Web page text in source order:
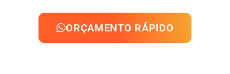
ORÇAMENTO RÁPIDO